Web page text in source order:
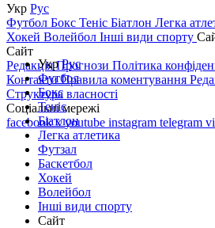
Укр Рус
Футбол Бокс Теніс Біатлон Легка
Хокей Волейбол Інші види спорту
Сайт
РедакціяПрогнози Політика
КонтактиПравила коментування
Структура власності
Соціальні мережі
facebookxyoutube instagram telegram
УкрРус
Футбол
Бокс
Теніс
Біатлон
Легка атлетика
Футзал
Баскетбол
Хокей
Волейбол
Інші види спорту
Сайт